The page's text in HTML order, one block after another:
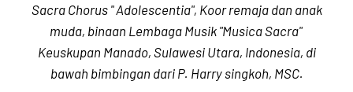
Sacra Chorus " Adolescentia", Koor remaja dan anak
muda, binaan Lembaga Musik "Musica Sacra"
Keuskupan Manado, Sulawesi Utara, Indonesia, di
bawah bimbingan dari P. Harry singkoh, MSC.